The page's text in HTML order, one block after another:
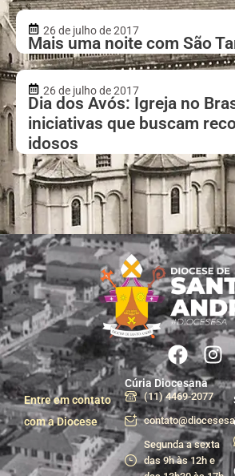
26 de julho de 2017
Mais uma noite com São
26 de julho de 2017
Dia dos Avós: Igreja no
iniciativas que buscam
idosos
Entre em contato
com a Diocese
Cúria Diocesana
(11) 4469-2077
Segunda a sexta
das 9h às 12h e